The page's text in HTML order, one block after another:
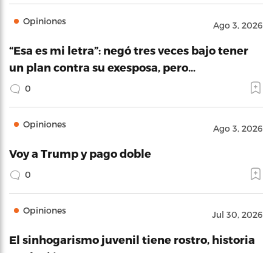
Opiniones Ago 3, 2026
“Esa es mi letra”: negó tres veces bajo tener
un plan contra su exesposa, pero…
0
Opiniones Ago 3, 2026
Voy a Trump y pago doble
0
Opiniones Jul 30, 2026
El sinhogarismo juvenil tiene rostro, historia